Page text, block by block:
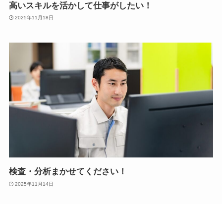
高いスキルを活かして仕事がしたい！
2025年11月18日
検査・分析まかせてください！
2025年11月14日